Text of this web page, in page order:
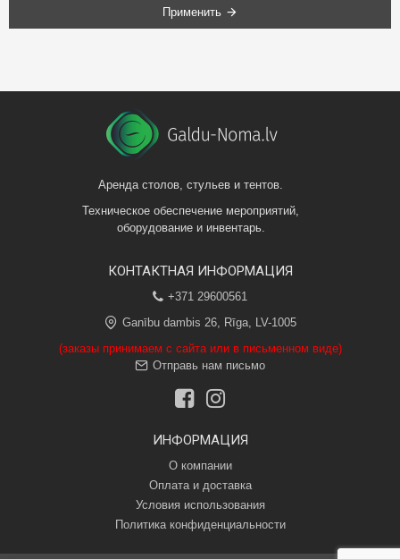
Применить
Аренда столов, стульев и тентов.
Техническое обеспечение мероприятий,
оборудование и инвентарь.
КОНТАКТНАЯ ИНФОРМАЦИЯ
+371 29600561
Ganību dambis 26, Rīga, LV-1005
(заказы принимаем с сайта или в письменном виде)
Отправь нам письмо
ИНФОРМАЦИЯ
О компании
Оплата и доставка
Условия использования
Политика конфиденциальности